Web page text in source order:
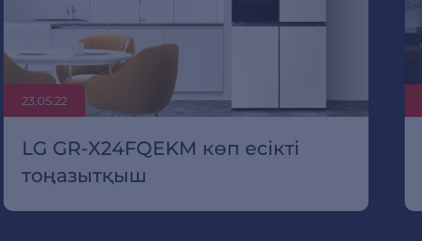
23.05.22
LG GR-X24FQEKM көп есікті
тоңазытқыш